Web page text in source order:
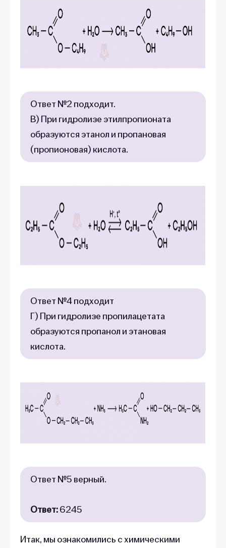
Ответ №2 подходит.
В) При гидролизе этилпропионата
образуются этанол и пропановая
(пропионовая) кислота.
Ответ №4 подходит
Г) При гидролизе пропилацетата
образуются пропанол и этановая
кислота.
Ответ №5 верный.
Ответ:6245
Итак, мы ознакомились с химическими